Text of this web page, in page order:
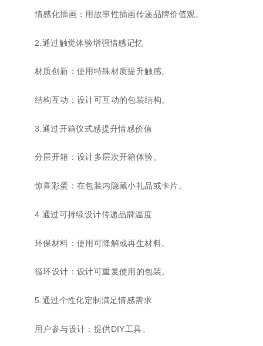
情感化插画：用故事性插画传递品牌价值观。
2.通过触觉体验增强情感记忆
材质创新：使用特殊材质提升触感。
结构互动：设计可互动的包装结构。
3.通过开箱仪式感提升情感价值
分层开箱：设计多层次开箱体验。
惊喜彩蛋：在包装内隐藏小礼品或卡片。
4.通过可持续设计传递品牌温度
环保材料：使用可降解或再生材料。
循环设计：设计可重复使用的包装。
5.通过个性化定制满足情感需求
用户参与设计：提供DIY工具。